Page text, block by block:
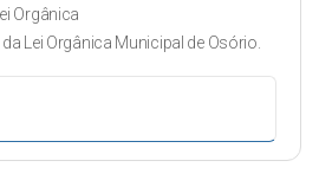
Orgânica
Lei Orgânica Municipal de Osório.